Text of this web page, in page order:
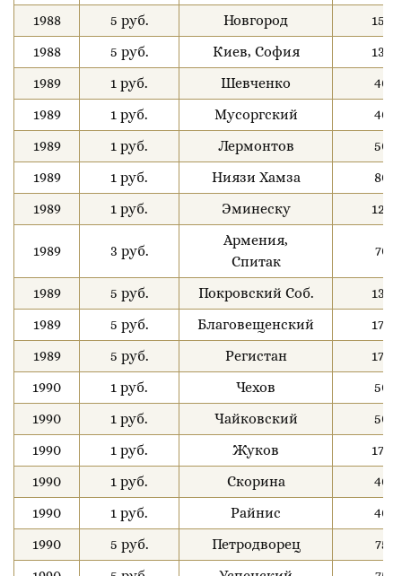
1988
5 руб. Новгород
150
1988
5 руб. Киев, София
130
1989
1 руб. Шевченко
40
1989
1 руб. Мусоргский
40
1989
1 руб. Лермонтов
50
1989
1 руб. Ниязи Хамза
80
1989
1 руб. Эминеску 120
1989 3 руб.
Армения,
Спитак
70
1989 5 руб. Покровский Соб.
130
1989
5 руб. Благовещенский
170
1989
5 руб. Регистан
170
1990
1 руб. Чехов
50
1990
1 руб. Чайковский
50
1990
1 руб. Жуков
170
1990
1 руб. Скорина
40
1990
1 руб. Райнис
40
1990
5 руб. Петродворец
75